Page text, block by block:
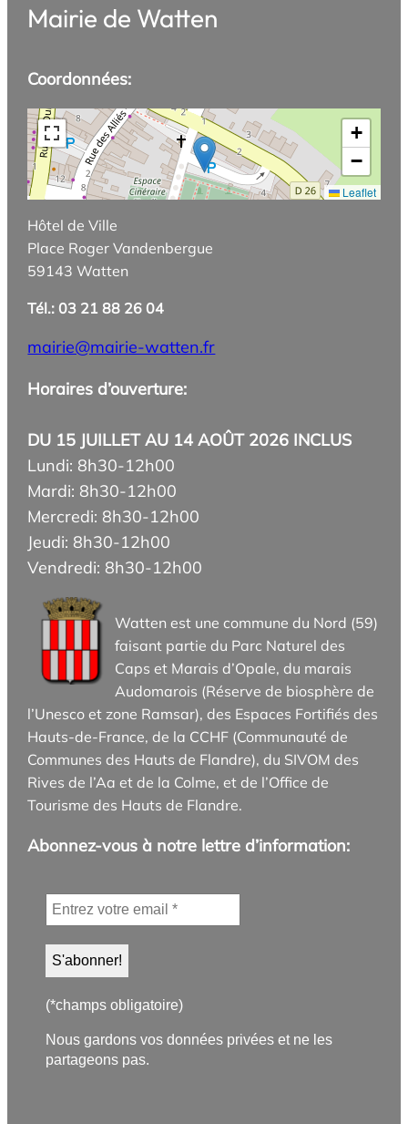
Mairie de Watten
Coordonnées:
+
−
Leaflet
Hôtel de Ville
Place Roger Vandenbergue
59143 Watten
Tél.: 03 21 88 26 04
mairie@mairie-watten.fr
Horaires d’ouverture:
DU 15 JUILLET AU 14 AOÛT 2026 INCLUS
Lundi: 8h30-12h00
Mardi: 8h30-12h00
Mercredi: 8h30-12h00
Jeudi: 8h30-12h00
Vendredi: 8h30-12h00
Watten est une commune du Nord (59)
faisant partie du Parc Naturel des
Caps et Marais d’Opale, du marais
Audomarois (Réserve de biosphère de
l’Unesco et zone Ramsar), des Espaces Fortifiés des
Hauts-de-France, de la CCHF (Communauté de
Communes des Hauts de Flandre), du SIVOM des
Rives de l’Aa et de la Colme, et de l’Office de
Tourisme des Hauts de Flandre.
Abonnez-vous à notre lettre d’information:
(*champs obligatoire)
Nous gardons vos données privées et ne les
partageons pas.